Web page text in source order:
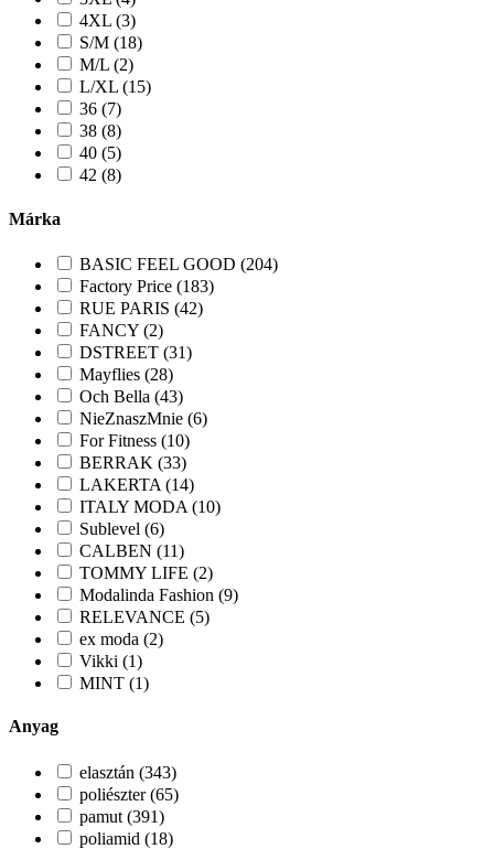
4XL (3)
S/M (18)
M/L (2)
L/XL (15)
36 (7)
38 (8)
40 (5)
42 (8)
Márka
BASIC FEEL GOOD (204)
Factory Price (183)
RUE PARIS (42)
FANCY (2)
DSTREET (31)
Mayflies (28)
Och Bella (43)
NieZnaszMnie (6)
For Fitness (10)
BERRAK (33)
LAKERTA (14)
ITALY MODA (10)
Sublevel (6)
CALBEN (11)
TOMMY LIFE (2)
Modalinda Fashion (9)
RELEVANCE (5)
ex moda (2)
Vikki (1)
MINT (1)
Anyag
elasztán (343)
poliészter (65)
pamut (391)
poliamid (18)